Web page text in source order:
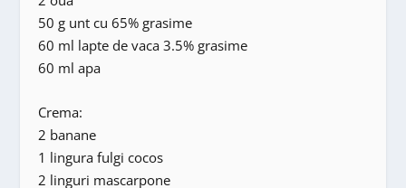
50 g unt cu 65% grasime
60 ml lapte de vaca 3.5% grasime
60 ml apa
Crema:
2 banane
1 lingura fulgi cocos
2 linguri mascarpone